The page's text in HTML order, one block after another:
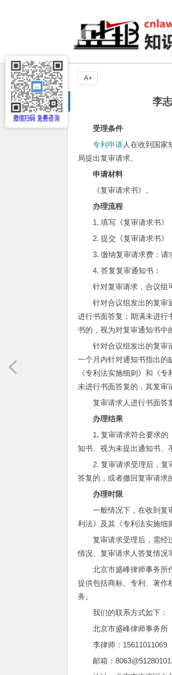
李
受理条件
专利申请人在收到国家
局提出复审请求。
申请材料
《复审请求书》。
办理流程
1.填写《复审请求书》
2.提交《复审请求书》
3.缴纳复审请求费：请
4.答复复审通知书：
针对复审请求，合议组
针对合议组发出的复审
进行书面答复；期满未进行
书的，视为对复审通知书中
针对合议组发出的复审
一个月内针对通知书指出的
《专利法实施细则》和《
未进行书面答复的，其复审
复审请求人进行书面答
办理结果
1.复审请求符合要求的
知书、视为未提出通知书、
2.复审请求受理后，复
答复的，或者撤回复审请求
办理时限
一般情况下，在收到复
利法》及其《专利法实施细
复审请求受理后，需经
情况、复审请求人答复情况
北京市盛峰律师事务所
提供包括商标、专利、著作
务。
我们的联系方式如下：
北京市盛峰律师事务所
李律师：15611011069
邮箱：
A+